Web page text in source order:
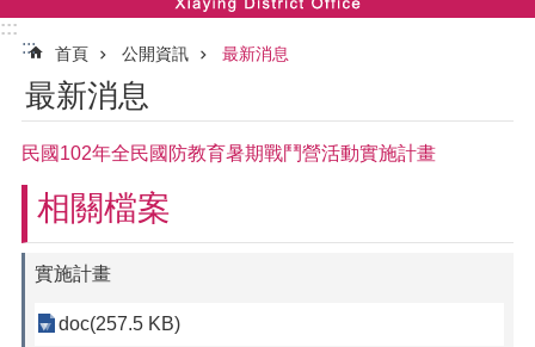
:::
:::
首頁 公開資訊 最新消息
最新消息
民國102年全民國防教育暑期戰鬥營活動實施計畫
相關檔案
實施計畫
doc(257.5 KB)